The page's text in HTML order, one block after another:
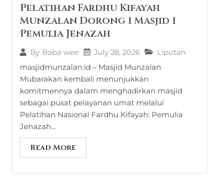
Pelatihan Fardhu Kifayah
Munzalan Dorong 1 Masjid 1
Pemulia Jenazah
By Baba wee July 28, 2026
Liputan
masjidmunzalan.id – Masjid Munzalan
Mubarakan kembali menunjukkan
komitmennya dalam menghadirkan masjid
sebagai pusat pelayanan umat melalui
Pelatihan Nasional Fardhu Kifayah: Pemulia
Jenazah...
Read More